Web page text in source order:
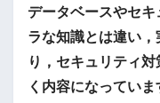
データベースやセ
ラな知識とは違い
り，セキュリティ
く内容になっていま